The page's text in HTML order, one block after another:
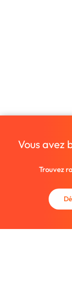
Vous avez
Trouvez